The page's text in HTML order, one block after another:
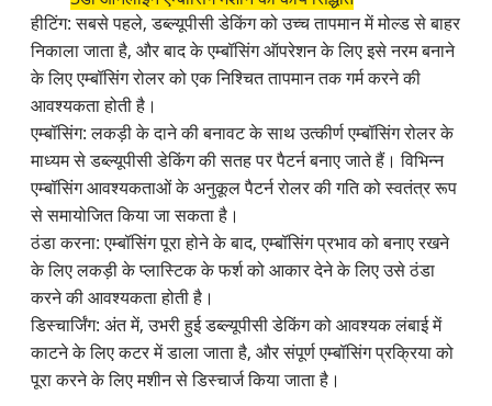
हीटिंग: सबसे पहले, डब्ल्यूपीसी डेकिंग को उच्च तापमान में मोल्ड से बाहर
निकाला जाता है, और बाद के एम्बॉसिंग ऑपरेशन के लिए इसे नरम बनाने
के लिए एम्बॉसिंग रोलर को एक निश्चित तापमान तक गर्म करने की
आवश्यकता होती है।
एम्बॉसिंग: लकड़ी के दाने की बनावट के साथ उत्कीर्ण एम्बॉसिंग रोलर के
माध्यम से डब्ल्यूपीसी डेकिंग की सतह पर पैटर्न बनाए जाते हैं। विभिन्न
एम्बॉसिंग आवश्यकताओं के अनुकूल पैटर्न रोलर की गति को स्वतंत्र रूप
से समायोजित किया जा सकता है।
ठंडा करना: एम्बॉसिंग पूरा होने के बाद, एम्बॉसिंग प्रभाव को बनाए रखने
के लिए लकड़ी के प्लास्टिक के फर्श को आकार देने के लिए उसे ठंडा
करने की आवश्यकता होती है।
डिस्चार्जिंग: अंत में, उभरी हुई डब्ल्यूपीसी डेकिंग को आवश्यक लंबाई में
काटने के लिए कटर में डाला जाता है, और संपूर्ण एम्बॉसिंग प्रक्रिया को
पूरा करने के लिए मशीन से डिस्चार्ज किया जाता है।